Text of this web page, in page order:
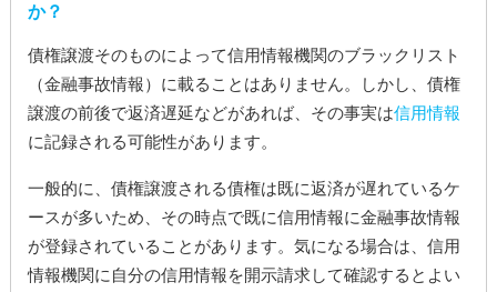
か？
債権譲渡そのものによって信用情報機関のブラックリスト
（金融事故情報）に載ることはありません。しかし、債権
譲渡の前後で返済遅延などがあれば、その事実は信用情報
に記録される可能性があります。
一般的に、債権譲渡される債権は既に返済が遅れているケ
ースが多いため、その時点で既に信用情報に金融事故情報
が登録されていることがあります。気になる場合は、信用
情報機関に自分の信用情報を開示請求して確認するとよい